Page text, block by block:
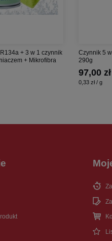
+ 3 w 1 czynnik
+ Mikrofibra
Czynnik 5
290g
97,00 zł
0,33 zł / g